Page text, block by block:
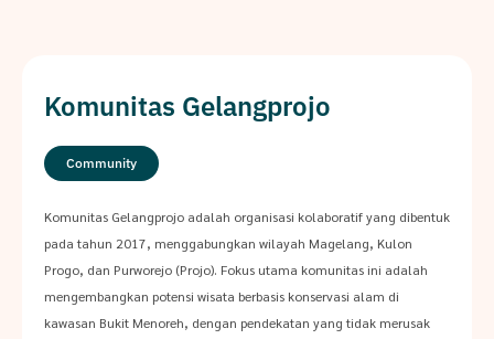
Komunitas Gelangprojo
Community
Komunitas Gelangprojo adalah organisasi kolaboratif yang dibentuk
pada tahun 2017, menggabungkan wilayah Magelang, Kulon
Progo, dan Purworejo (Projo). Fokus utama komunitas ini adalah
mengembangkan potensi wisata berbasis konservasi alam di
kawasan Bukit Menoreh, dengan pendekatan yang tidak merusak